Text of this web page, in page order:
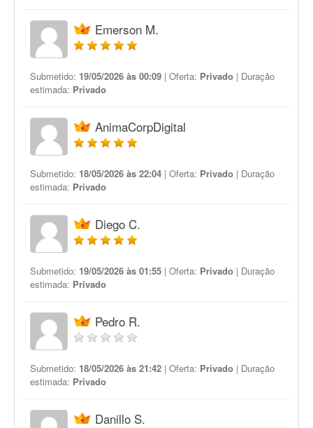
Emerson M.
Submetido: 19/05/2026 às 00:09 | Oferta: Privado | Duração
estimada: Privado
AnimaCorpDigital
Submetido: 18/05/2026 às 22:04 | Oferta: Privado | Duração
estimada: Privado
Diego C.
Submetido: 19/05/2026 às 01:55 | Oferta: Privado | Duração
estimada: Privado
Pedro R.
Submetido: 18/05/2026 às 21:42 | Oferta: Privado | Duração
estimada: Privado
Danillo S.